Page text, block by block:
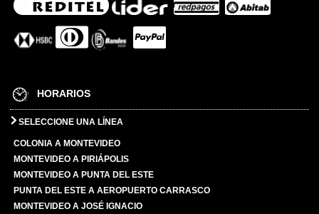
HORARIOS
SELECCIONE UNA LÍNEA
COLONIA A MONTEVIDEO
MONTEVIDEO A PIRIÁPOLIS
MONTEVIDEO A PUNTA DEL ESTE
PUNTA DEL ESTE A AEROPUERTO CARRASCO
MONTEVIDEO A JOSÉ IGNACIO